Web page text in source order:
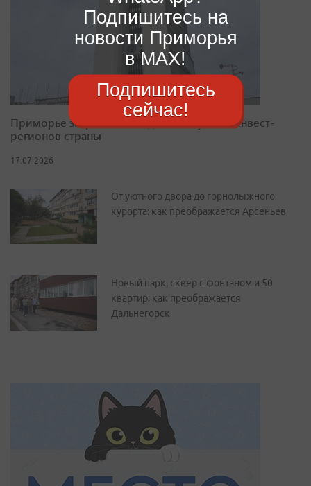
Приморье закрепилось в десятке лучших инвест-
регионов страны
17.07.2026
От уютного двора до горнолыжного
курорта: как преображается Арсеньев
Новый парк, сквер с фонтаном и 50
квартир: как преображается
Дальнегорск
Подпишитесь на
новости Приморья
в MAX!
Подпишитесь
сейчас!